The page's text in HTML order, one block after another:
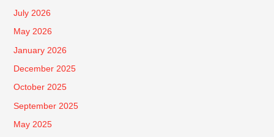
July 2026
May 2026
January 2026
December 2025
October 2025
September 2025
May 2025